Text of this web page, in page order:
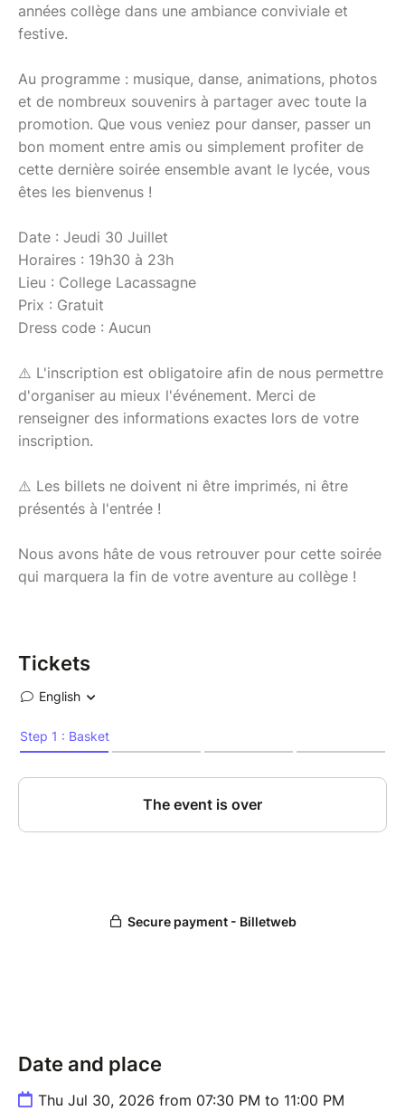
années collège dans une ambiance conviviale et
festive.
Au programme : musique, danse, animations, photos
et de nombreux souvenirs à partager avec toute la
promotion. Que vous veniez pour danser, passer un
bon moment entre amis ou simplement profiter de
cette dernière soirée ensemble avant le lycée, vous
êtes les bienvenus !
Date : Jeudi 30 Juillet
Horaires : 19h30 à 23h
Lieu : College Lacassagne
Prix : Gratuit
Dress code : Aucun
⚠️ L'inscription est obligatoire afin de nous permettre
d'organiser au mieux l'événement. Merci de
renseigner des informations exactes lors de votre
inscription.
⚠️ Les billets ne doivent ni être imprimés, ni être
présentés à l'entrée !
Nous avons hâte de vous retrouver pour cette soirée
qui marquera la fin de votre aventure au collège !
Tickets
Date and place
Thu Jul 30, 2026 from 07:30 PM to 11:00 PM